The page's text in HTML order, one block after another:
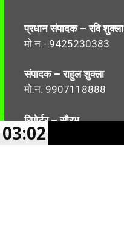
प्रधान संपादक – रवि शुक्ला
मो.न.- 9425230383
संपादक – राहुल शुक्ला
मो.न. 9907118888
रिपोर्टर – सौरभ
मो.न.-7499999906
03:02